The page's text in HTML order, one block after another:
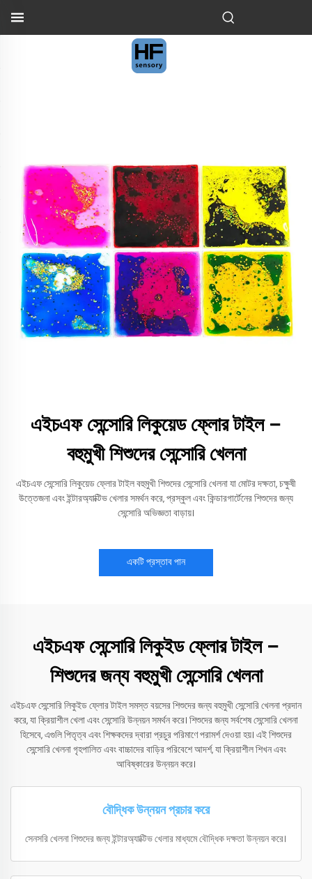
এইচএফ সেন্সোরি লিকুয়েড ফ্লোর টাইল –
বহুমুখী শিশুদের সেন্সোরি খেলনা
এইচএফ সেন্সোরি লিকুয়েড ফ্লোর টাইল বহুমুখী শিশুদের সেন্সোরি খেলনা যা মোটর দক্ষতা, চক্ষুষী
উত্তেজনা এবং ইন্টারঅ্যাক্টিভ খেলার সমর্থন করে, প্রস্কুল এবং কিন্ডারগার্টেনের শিশুদের জন্য
সেন্সোরি অভিজ্ঞতা বাড়ায়।
একটি প্রস্তাব পান
এইচএফ সেন্সোরি লিকুইড ফ্লোর টাইল –
শিশুদের জন্য বহুমুখী সেন্সোরি খেলনা
এইচএফ সেন্সোরি লিকুইড ফ্লোর টাইল সমস্ত বয়সের শিশুদের জন্য বহুমুখী সেন্সোরি খেলনা প্রদান
করে, যা ক্রিয়াশীল খেলা এবং সেন্সোরি উন্নয়ন সমর্থন করে। শিশুদের জন্য সর্বশেষ সেন্সোরি খেলনা
হিসেবে, এগুলি পিতৃত্ব এবং শিক্ষকদের দ্বারা প্রচুর পরিমাণে পরামর্শ দেওয়া হয়। এই শিশুদের
সেন্সোরি খেলনা গৃহপালিত এবং বাচ্চাদের বাড়ির পরিবেশে আদর্শ, যা ক্রিয়াশীল শিখন এবং
আবিষ্কারের উন্নয়ন করে।
বৌদ্ধিক উন্নয়ন প্রচার করে
সেনসরি খেলনা শিশুদের জন্য ইন্টারঅ্যাক্টিভ খেলার মাধ্যমে বৌদ্ধিক দক্ষতা উন্নয়ন করে।